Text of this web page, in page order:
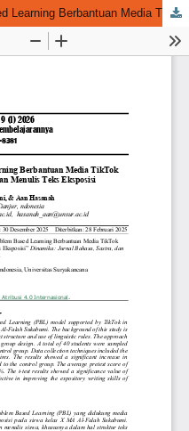
Penggunaan Model Problem Based Learning Berbantuan Media TikTok dalam Meningkatkan Keterampilan Menulis Teks Eksposisi